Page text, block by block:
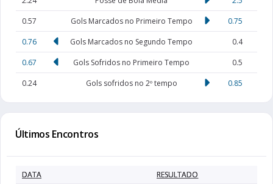
0.57
Gols Marcados no Primeiro Tempo
0.75
0.76
Gols Marcados no Segundo Tempo
0.4
0.67
Gols Sofridos no Primeiro Tempo
0.5
0.24
Gols sofridos no 2º tempo 0.85
Últimos Encontros
DATA RESULTADO